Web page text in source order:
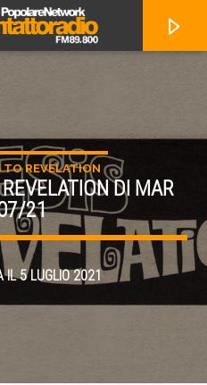
TO REVELATION
DI MAR
21
IL 5 LUGLIO 2021